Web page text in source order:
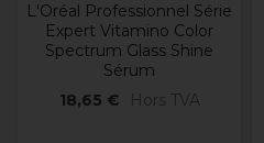
L'Oréal Professionnel Série
Expert Vitamino Color
Spectrum Glass Shine
Sérum
18,65 €
Hors TVA